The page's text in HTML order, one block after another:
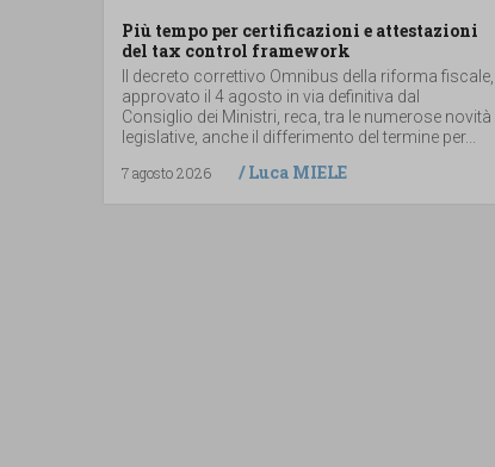
Più tempo per certificazioni e attestazioni
del tax control framework
Il decreto correttivo Omnibus della riforma fiscale,
approvato il 4 agosto in via definitiva dal
Consiglio dei Ministri, reca, tra le numerose novità
legislative, anche il differimento del termine per...
7 agosto 2026
/Luca MIELE